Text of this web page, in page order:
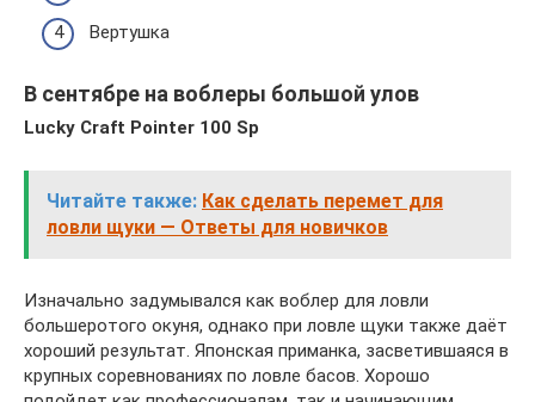
Вертушка
В сентябре на воблеры большой улов
Lucky Craft Pointer 100 Sp
Читайте также: Как сделать перемет для
ловли щуки — Ответы для новичков
Изначально задумывался как воблер для ловли
большеротого окуня, однако при ловле щуки также даёт
хороший результат. Японская приманка, засветившаяся в
крупных соревнованиях по ловле басов. Хорошо